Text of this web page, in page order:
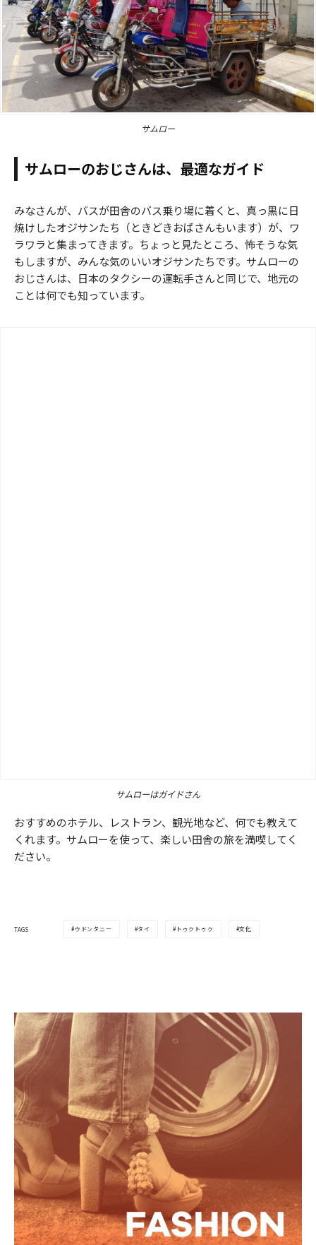
サムロー
サムローのおじさんは、最適なガイド
みなさんが、バスが田舎のバス乗り場に着くと、真っ黒に日
焼けしたオジサンたち（ときどきおばさんもいます）が、ワ
ラワラと集まってきます。ちょっと見たところ、怖そうな気
もしますが、みんな気のいいオジサンたちです。サムローの
おじさんは、日本のタクシーの運転手さんと同じで、地元の
ことは何でも知っています。
サムローはガイドさん
おすすめのホテル、レストラン、観光地など、何でも教えて
くれます。サムローを使って、楽しい田舎の旅を満喫してく
ださい。
TAGS ウドンタニー タイ トゥクトゥク 文化